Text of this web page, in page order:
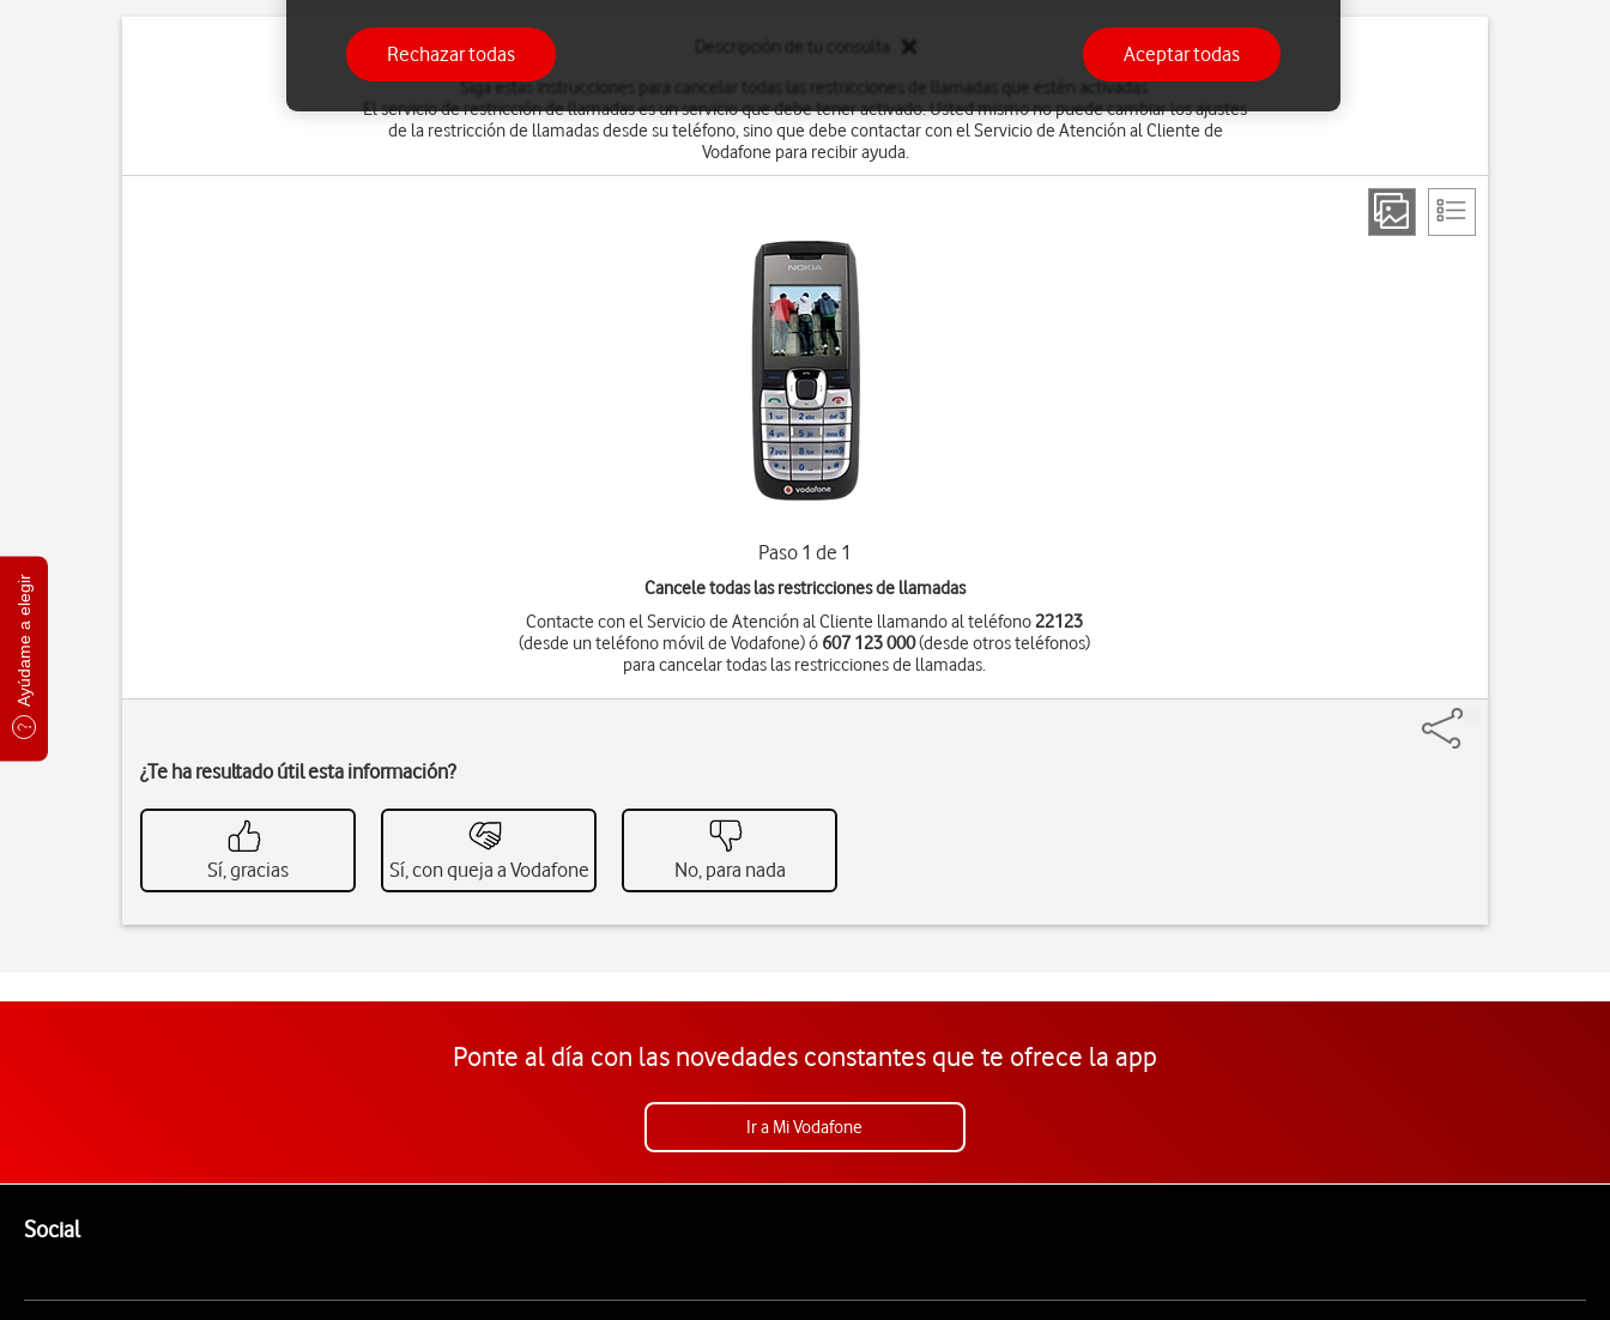
Ayúdame a elegir
Siga estas instrucciones para cancelar todas las restricciones de llamadas que estén activadas.
El servicio de restricción de llamadas es un servicio que debe tener activado. Usted mismo no puede cambiar los ajustes
de la restricción de llamadas desde su teléfono, sino que debe contactar con el Servicio de Atención al Cliente de
Vodafone para recibir ayuda.
Paso 1 de 1
Cancele todas las restricciones de llamadas
Contacte con el Servicio de Atención al Cliente llamando al teléfono22123
(desde un teléfono móvil de Vodafone) ó 607 123 000(desde otros teléfonos)
para cancelar todas las restricciones de llamadas.
¿Te ha resultado útil esta información?
Sí, gracias Sí, con queja a Vodafone No, para nada
Ponte al día con las novedades constantes que te ofrece la app
Ir a Mi Vodafone
SocialEnlaces a las redes sociales de Vodafone
Rechazar todas Aceptar todas